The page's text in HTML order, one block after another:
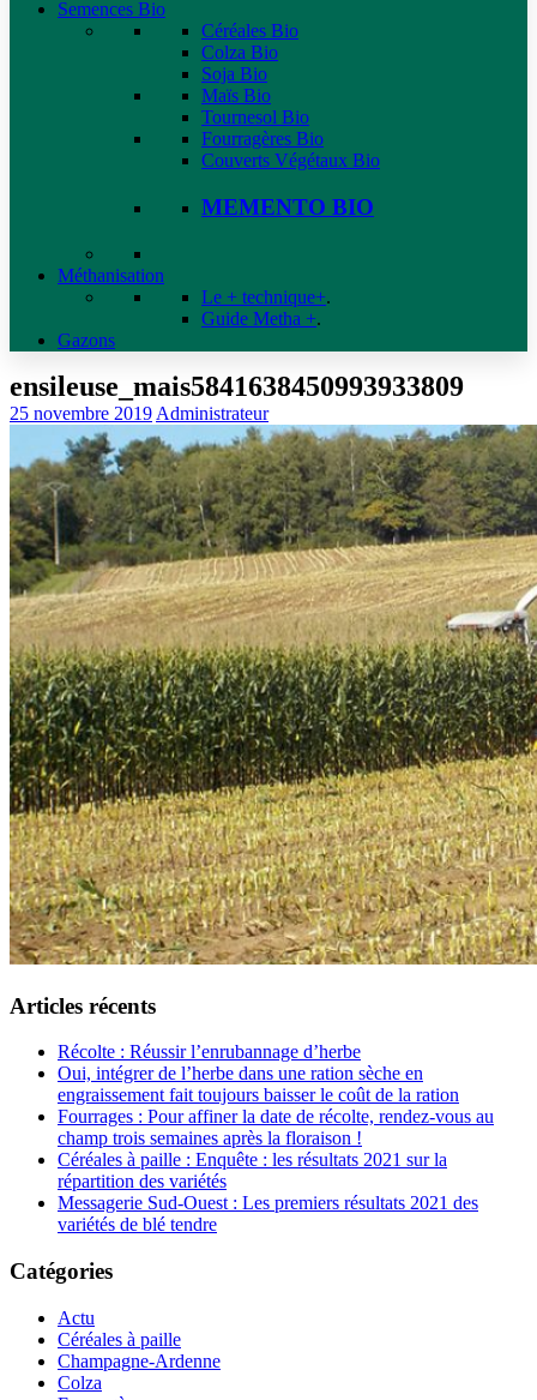
Semences Bio
Céréales Bio
Colza Bio
Soja Bio
Maïs Bio
Tournesol Bio
Fourragères Bio
Couverts Végétaux Bio
MEMENTO BIO
Méthanisation
Le + technique+.
Guide Metha +.
Gazons
ensileuse_mais5841638450993933809
25 novembre 2019 Administrateur
Articles récents
Récolte : Réussir l’enrubannage d’herbe
Oui, intégrer de l’herbe dans une ration sèche en
engraissement fait toujours baisser le coût de la ration
Fourrages : Pour affiner la date de récolte, rendez-vous au
champ trois semaines après la floraison !
Céréales à paille : Enquête : les résultats 2021 sur la
répartition des variétés
Messagerie Sud-Ouest : Les premiers résultats 2021 des
variétés de blé tendre
Catégories
Actu
Céréales à paille
Champagne-Ardenne
Colza